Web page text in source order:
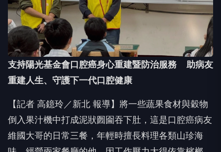
支持陽光基金會口腔癌身心重建暨防治服務 助病友
重建人生、守護下一代口腔健康
【記者 高鐿玲／新北 報導】將一些蔬果食材與穀物
倒入果汁機中打成泥狀囫圇吞下肚，這是口腔癌病友
維國大哥的日常三餐，年輕時擅長料理各類山珍海